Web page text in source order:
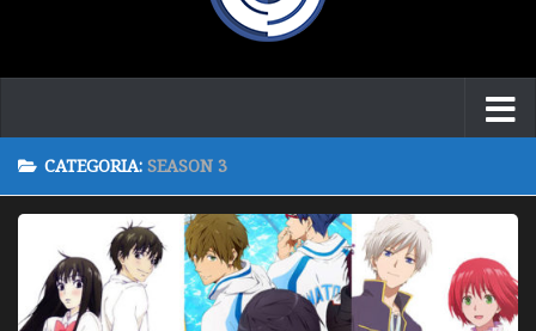
CATEGORIA: SEASON 3